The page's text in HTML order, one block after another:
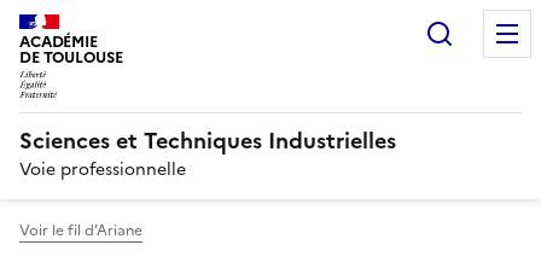
ACADÉMIE
DE TOULOUSE
Sciences et Techniques Industrielles
Voie professionnelle
Voir le fil d’Ariane